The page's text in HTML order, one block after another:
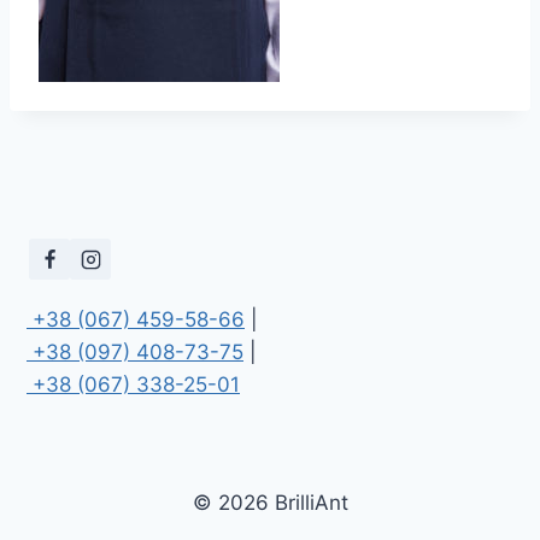
+38 (067) 459-58-66
+38 (097) 408-73-75
+38 (067) 338-25-01
© 2026 BrilliAnt